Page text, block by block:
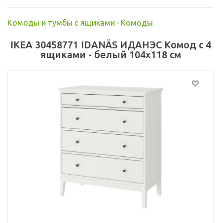
Комоды и тумбы с ящиками - Комоды
IKEA 30458771 IDANÄS ИДАНЭС Комод с 4
ящиками - белый 104x118 см